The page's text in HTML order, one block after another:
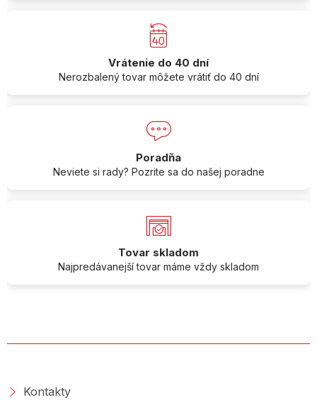
Vrátenie do 40 dní
Nerozbalený tovar môžete vrátiť do 40 dní
Poradňa
Neviete si rady? Pozrite sa do našej poradne
Tovar skladom
Najpredávanejší tovar máme vždy skladom
Kontakty